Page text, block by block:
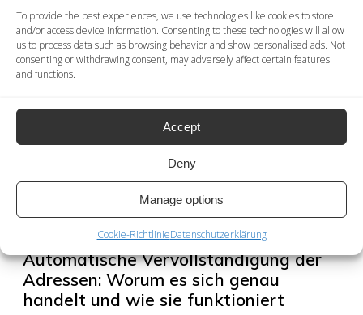
To provide the best experiences, we use technologies like cookies to store
and/or access device information. Consenting to these technologies will allow
us to process data such as browsing behavior and show personalised ads. Not
consenting or withdrawing consent, may adversely affect certain features
and functions.
Accept
Deny
Manage options
Cookie-RichtlinieDatenschutzerklärung
Automatische Vervollständigung der
Adressen: Worum es sich genau
handelt und wie sie funktioniert